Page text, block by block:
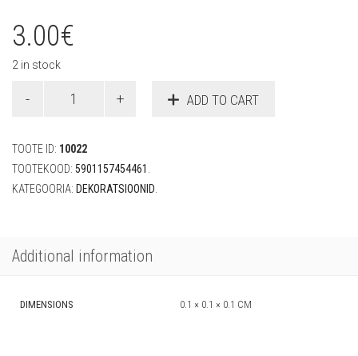
3.00€
2 in stock
"Just
m
quantity
ADD TO CART
TOOTE ID: 10022
TOOTEKOOD: 5901157454461
KATEGOORIA: DEKORATSIOONID
Additional information
DIMENSIONS 0.1 × 0.1 × 0.1 CM